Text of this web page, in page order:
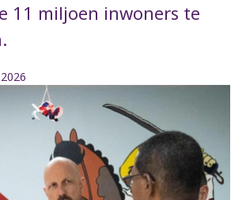
11 miljoen inwoners te